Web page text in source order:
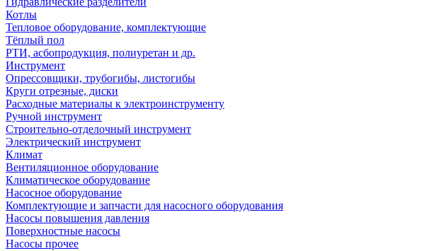
Котлы
Тепловое оборудование, комплектующие
Тёплый пол
РТИ, асбопродукция, полиуретан и др.
Инструмент
Опрессовщики, трубогибы, листогибы
Круги отрезные, диски
Расходные материалы к электроинструменту
Ручной инструмент
Строительно-отделочный инструмент
Электрический инструмент
Климат
Вентиляционное оборудование
Климатическое оборудование
Насосное оборудование
Комплектующие и запчасти для насосного оборудования
Насосы повышения давления
Поверхностные насосы
Насосы прочее